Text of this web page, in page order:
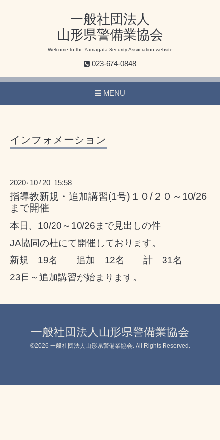
一般社団法人
山形県警備業協会
Welcome to the Yamagata Security Association website
023-674-0848
MENU
インフォメーション
2020 / 10 / 20 15:58
指導教新規・追加講習(1号)１０/２０～10/26
まで開催
本日、10/20～10/26まで見出しの件
JA協同の杜にて開催しております。
新規 19名 追加 12名 計 31名
23日～追加講習が始まります。
一般社団法人山形県警備業協会
©2026 一般社団法人山形県警備業協会. All Rights Reserved.